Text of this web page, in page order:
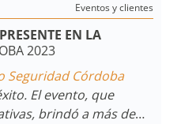
Eventos y clientes
EN LA
2023
Seguridad Córdoba
El evento, que
brindó a más de